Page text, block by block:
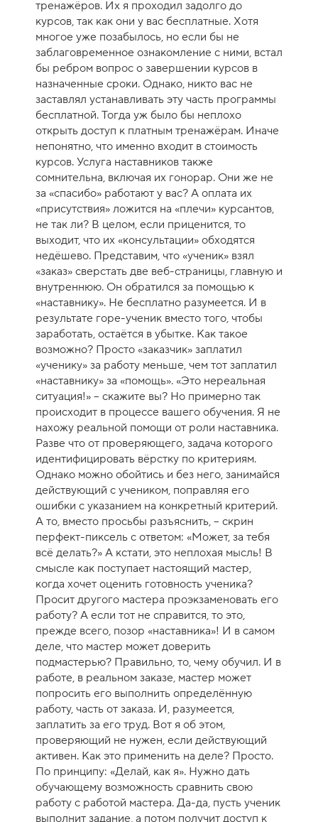
тренажёров. Их я проходил задолго до
курсов, так как они у вас бесплатные. Хотя
многое уже позабылось, но если бы не
заблаговременное ознакомление с ними, встал
бы ребром вопрос о завершении курсов в
назначенные сроки. Однако, никто вас не
заставлял устанавливать эту часть программы
бесплатной. Тогда уж было бы неплохо
открыть доступ к платным тренажёрам. Иначе
непонятно, что именно входит в стоимость
курсов. Услуга наставников также
сомнительна, включая их гонорар. Они же не
за «спасибо» работают у вас? А оплата их
«присутствия» ложится на «плечи» курсантов,
не так ли? В целом, если приценится, то
выходит, что их «консультации» обходятся
недёшево. Представим, что «ученик» взял
«заказ» сверстать две веб-страницы, главную и
внутреннюю. Он обратился за помощью к
«наставнику». Не бесплатно разумеется. И в
результате горе-ученик вместо того, чтобы
заработать, остаётся в убытке. Как такое
возможно? Просто «заказчик» заплатил
«ученику» за работу меньше, чем тот заплатил
«наставнику» за «помощь». «Это нереальная
ситуация!» – скажите вы? Но примерно так
происходит в процессе вашего обучения. Я не
нахожу реальной помощи от роли наставника.
Разве что от проверяющего, задача которого
идентифицировать вёрстку по критериям.
Однако можно обойтись и без него, занимайся
действующий с учеником, поправляя его
ошибки с указанием на конкретный критерий.
А то, вместо просьбы разъяснить, – скрин
перфект-пиксель с ответом: «Может, за тебя
всё делать?» А кстати, это неплохая мысль! В
смысле как поступает настоящий мастер,
когда хочет оценить готовность ученика?
Просит другого мастера проэкзаменовать его
работу? А если тот не справится, то это,
прежде всего, позор «наставника»! И в самом
деле, что мастер может доверить
подмастерью? Правильно, то, чему обучил. И в
работе, в реальном заказе, мастер может
попросить его выполнить определённую
работу, часть от заказа. И, разумеется,
заплатить за его труд. Вот я об этом,
проверяющий не нужен, если действующий
активен. Как это применить на деле? Просто.
По принципу: «Делай, как я». Нужно дать
обучающему возможность сравнить свою
работу с работой мастера. Да-да, пусть ученик
выполнит задание, а потом получит доступ к